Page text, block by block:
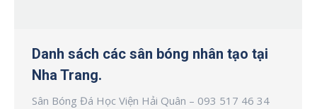
Danh sách các sân bóng nhân tạo tại
Nha Trang.
Sân Bóng Đá Học Viện Hải Quân – 093 517 46 34